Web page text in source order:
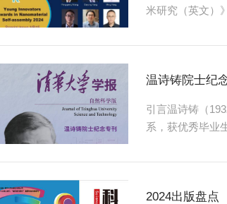
米研究（英文）
破、在该领域具
温诗铸院士纪
引言温诗铸（
系，获优秀毕业
领团队在国内率
2024出版盘点